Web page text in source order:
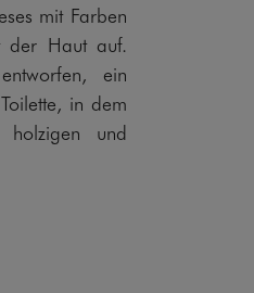
mit Farben
der Haut auf.
ein
in dem
und